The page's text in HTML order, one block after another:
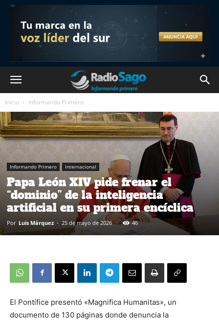
Inicio Informando Primero
Informando Primero Internacional
Papa León XIV pide frenar el
“dominio” de la inteligencia
artificial en su primera encíclica
Por Luis Márquez - 25 de mayo de 2026 46
El Pontífice presentó «Magnifica Humanitas», un
documento de 130 páginas donde denuncia la